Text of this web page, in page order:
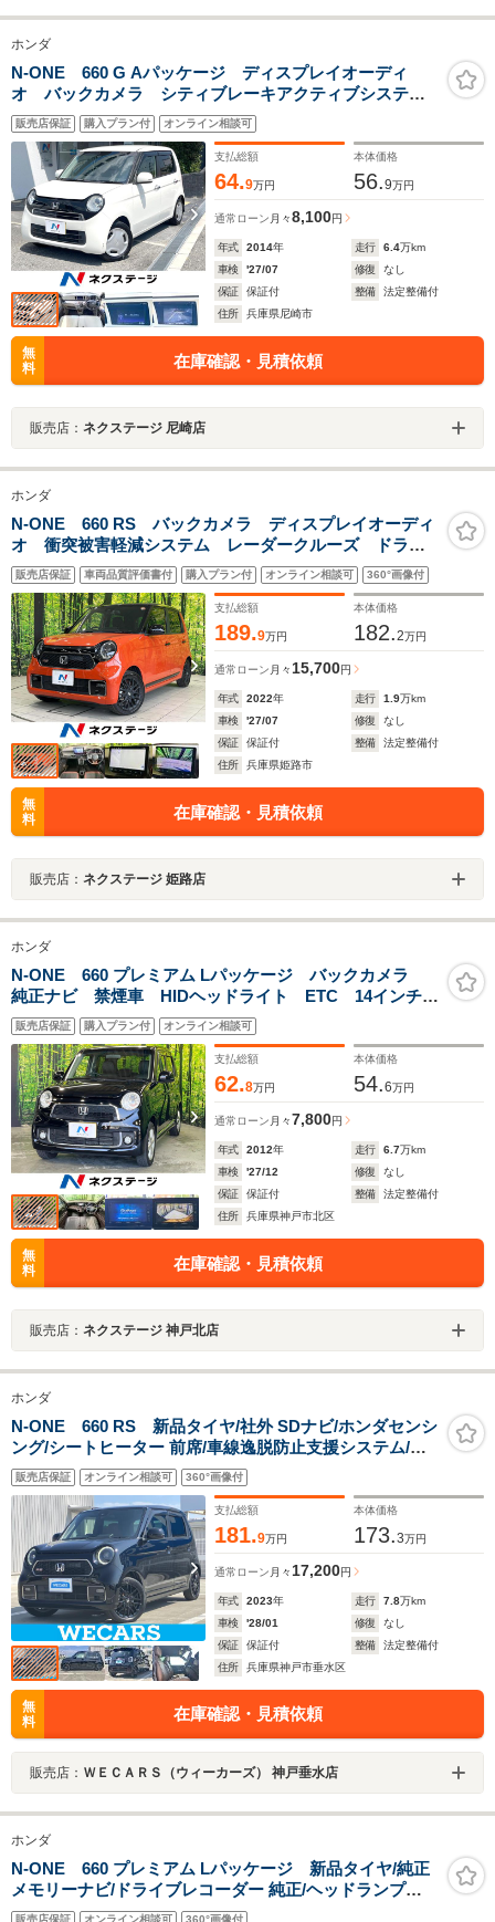
ホンダ
N-ONE 660 G Aパッケージ ディスプレイオーディ
オ バックカメラ シティブレーキアクティブシステ
ム オートエアコン HIDヘッドライト
販売店保証 購入プラン付 オンライン相談可
支払総額
64.9万円
本体価格
56.9万円
通常ローン 月々8,100円
年式 2014年 走行 6.4万km
車検
'27/07 修復
なし
保証
保証付 整備
法定整備付
住所
兵庫県尼崎市
無
料
在庫確認・見積依頼
販売店： ネクステージ 尼崎店
ホンダ
N-ONE 660 RS バックカメラ ディスプレイオーディ
オ 衝突被害軽減システム レーダークルーズ ドラレ
コ コーナーセンサー スマートキ LEDヘッド ビル
トインETC 純正15インチアルミ オートライト オー
トエアコン
販売店保証 車両品質評価書付 購入プラン付 オンライン相談可 360°画像付
支払総額
189.9万円
本体価格
182.2万円
通常ローン 月々15,700円
年式 2022年 走行 1.9万km
車検
'27/07 修復
なし
保証
保証付 整備
法定整備付
住所
兵庫県姫路市
無
料
在庫確認・見積依頼
販売店： ネクステージ 姫路店
ホンダ
N-ONE 660 プレミアム Lパッケージ バックカメラ
純正ナビ 禁煙車 HIDヘッドライト ETC 14インチ
AW オートライト オートエアコン Bluetooth再生
フルセグTV CD/DVD再生 フォグライト
販売店保証 購入プラン付 オンライン相談可
支払総額
62.8万円
本体価格
54.6万円
通常ローン 月々7,800円
年式 2012年 走行 6.7万km
車検
'27/12 修復
なし
保証
保証付 整備
法定整備付
住所
兵庫県神戸市北区
無
料
在庫確認・見積依頼
販売店： ネクステージ 神戸北店
ホンダ
N-ONE 660 RS 新品タイヤ/社外 SDナビ/ホンダセンシ
ング/シートヒーター 前席/車線逸脱防止支援システム/ド
ライブレコーダー 前後/ヘッドランプ LED/Bluetooth接
続/ETC/EBD付ABS
販売店保証 オンライン相談可 360°画像付
支払総額
181.9万円
本体価格
173.3万円
通常ローン 月々 17,200円
年式 2023年 走行 7.8万km
車検
'28/01 修復
なし
保証
保証付 整備
法定整備付
住所
兵庫県神戸市垂水区
無
料
在庫確認・見積依頼
販売店： ＷＥＣＡＲＳ（ウィーカーズ） 神戸垂水店
ホンダ
N-ONE 660 プレミアム Lパッケージ 新品タイヤ/純正
メモリーナビ/ドライブレコーダー 純正/ヘッドランプ
HID/ETC/EBD付ABS/横滑り防止装置/アイドリングスト
販売店保証 オンライン相談可 360°画像付